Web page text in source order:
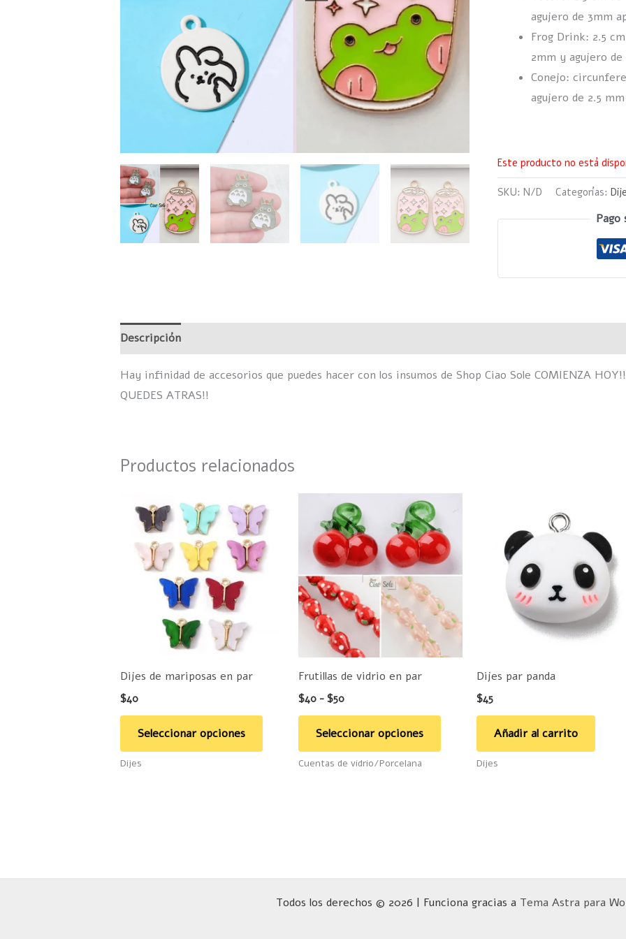
agujero de 3mm
Frog Drink: 2.5
2mm y agujero
Conejo:
agujero de 2.5
Este producto no está
SKU: N/D Categorías:
Pago
Descripción
Hay infinidad de accesorios que puedes hacer con los insumos de Shop Ciao Sole COMIENZA
QUEDES ATRAS!!
Productos relacionados
Dijes de mariposas en par
$40
Seleccionar opciones
Este
producto
tiene
múltiples
variantes.
Dijes
Frutillas de vidrio en par
$40 - $50
Rango
de
precios:
desde
$40
hasta
$50
Seleccionar opciones
tiene
múltiples
Las
opciones
Cuentas de vidrio/Porcelana
Dijes par panda
$45
Añadir al carrito
Dijes
Todos los derechos © 2026 | Funciona gracias a Tema Astra para